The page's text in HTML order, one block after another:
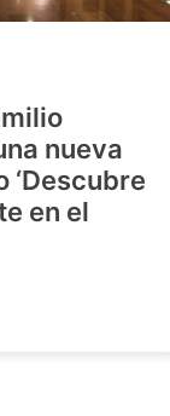
nueva
‘Descubre
en el